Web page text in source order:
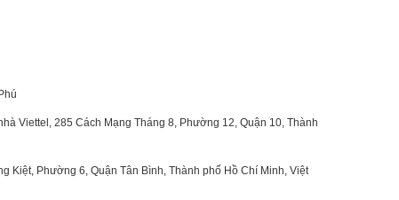
Viettel, 285 Cách Mạng Tháng 8, Phường 12, Quận 10, Thành
Kiệt, Phường 6, Quận Tân Bình, Thành phố Hồ Chí Minh, Việt